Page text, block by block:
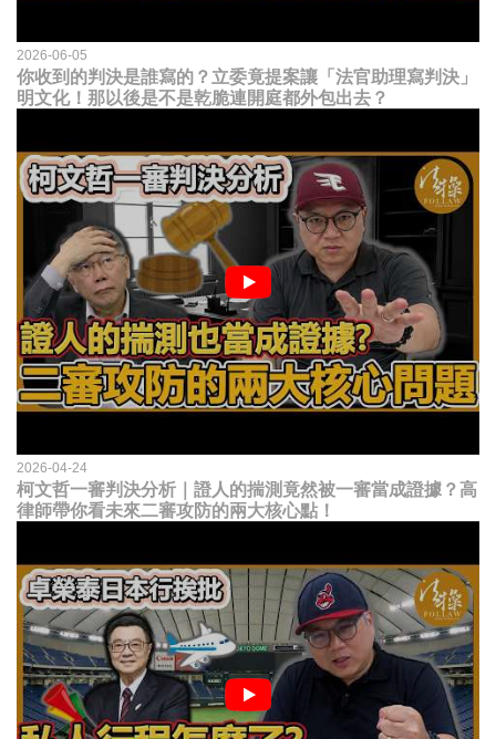
2026-06-05
你收到的判決是誰寫的？立委竟提案讓「法官助理寫判決」
明文化！那以後是不是乾脆連開庭都外包出去？
2026-04-24
柯文哲一審判決分析｜證人的揣測竟然被一審當成證據？高
律師帶你看未來二審攻防的兩大核心點！